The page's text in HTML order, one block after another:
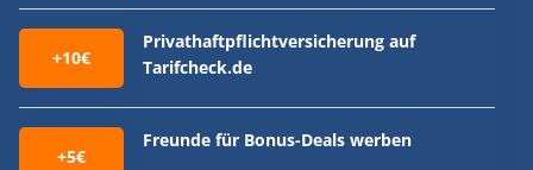
+10€
Privathaftpflichtversicherung auf
Tarifcheck.de
+5€
Freunde für Bonus-Deals werben